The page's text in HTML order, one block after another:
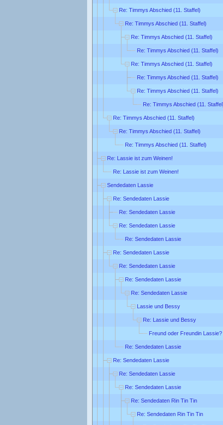
Re: Timmys Abschied (11. Staffel)
Re: Timmys Abschied (11. Staffel)
Re: Timmys Abschied (11. Staffel)
Re: Timmys Abschied (11. Staffel)
Re: Timmys Abschied (11. Staffel)
Re: Timmys Abschied (11. Staffel)
Re: Timmys Abschied (11. Staffel)
Re: Timmys Abschied (11.
Re: Timmys Abschied (11. Staffel)
Re: Timmys Abschied (11. Staffel)
Re: Timmys Abschied (11. Staffel)
Re: Lassie ist zum Weinen!
Re: Lassie ist zum Weinen!
Sendedaten Lassie
Re: Sendedaten Lassie
Re: Sendedaten Lassie
Re: Sendedaten Lassie
Re: Sendedaten Lassie
Re: Sendedaten Lassie
Re: Sendedaten Lassie
Re: Sendedaten Lassie
Re: Sendedaten Lassie
Lassie und Bessy
Re: Lassie und Bessy
Freund oder Freundin Lassie?
Re: Sendedaten Lassie
Re: Sendedaten Lassie
Re: Sendedaten Lassie
Re: Sendedaten Lassie
Re: Sendedaten Rin Tin Tin
Re: Sendedaten Rin Tin Tin